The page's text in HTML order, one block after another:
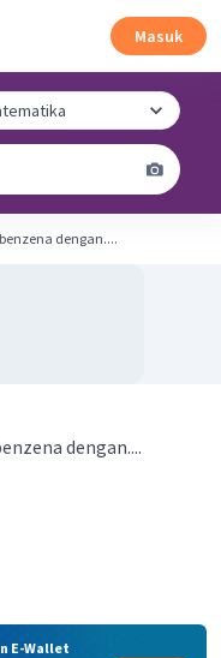
Masuk
dengan....
dengan....
E-Wallet